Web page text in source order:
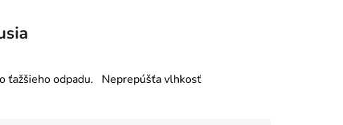
ťažšieho odpadu. Neprepúšťa vlhkosť